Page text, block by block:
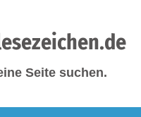
Seite suchen.